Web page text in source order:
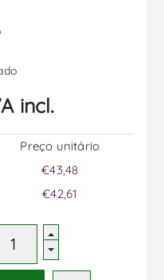
incl.
Preço unitário
€43,48
€42,61